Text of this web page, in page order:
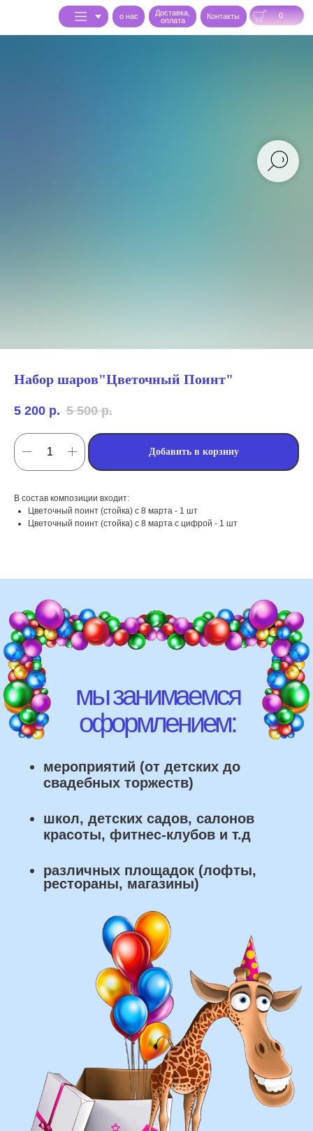
0
Доставка,
оплата
Контакты
o нас
Набор шаров"Цветочный Поинт"
5 200 р. 5 500 р.
Добавить в корзину
В состав композиции входит:
Цветочный поинт (стойка) с 8 марта - 1 шт
Цветочный поинт (стойка) с 8 марта с цифрой - 1 шт
различных площадок (лофты,
рестораны, магазины)
составление различных фонтанов
оформление фотозон
фигуры любой сложности
что мы умеем делать из
воздушных шаров:
мы занимаемся
оформлением:
у вас есть фото шаров, и
вы хотите так же?